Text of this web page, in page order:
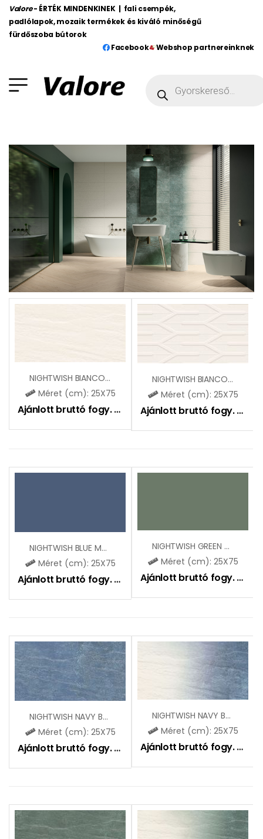
Valore - ÉRTÉK MINDENKINEK | fali csempék,
padlólapok, mozaik termékek és kiváló minőségű
fürdőszoba bútorok
Facebook
Webshop partnereinknek
NIGHTWISH BIANCO STR A MAT
Méret (cm): 25X75
Ajánlott bruttó fogy. ár: 11400Ft
NIGHTWISH BIANCO STR B MAT
Méret (cm): 25X75
Ajánlott bruttó fogy. ár:
NIGHTWISH BLUE MAT
Méret (cm): 25X75
Ajánlott bruttó fogy. ár: 10750Ft
NIGHTWISH GREEN MAT
Méret (cm): 25X75
Ajánlott bruttó fogy. ár:
NIGHTWISH NAVY BLUE STR MAT
Méret (cm): 25X75
Ajánlott bruttó fogy. ár: 11400Ft
NIGHTWISH NAVY BLUE TONAL STR MAT
Méret (cm): 25X75
Ajánlott bruttó fogy. ár: